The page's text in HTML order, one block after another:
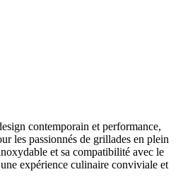
contemporain et performance,
les passionnés de grillades en plein
et sa compatibilité avec le
expérience culinaire conviviale et